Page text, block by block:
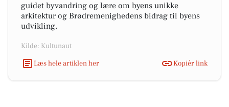
guidet byvandring og lære om byens unikke
arkitektur og Brødremenighedens bidrag til byens
udvikling.
Kilde: Kultunaut
Læs hele artiklen her
Kopiér link